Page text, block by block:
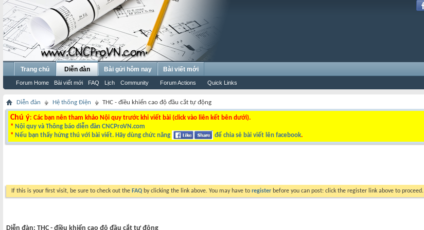
Trang chủ Diễn đàn
Forum Home Bài viết mới FAQ Lịch Community Forum Actions Quick Links
Bài gửi hôm nay Bài viết mới
Diễn đàn Hệ thống Điện THC - điều khiển cao độ đầu cắt tự động
Chú ý: Các bạn nên tham khảo Nội quy trước khi viết bài (click vào liên kết bên dưới).
* Nội quy và Thông báo diễn đàn CNCProVN.com
* Nếu bạn thấy hứng thú với bài viết. Hãy dùng chức năng để chia sẻ bài viết lên facebook.
If this is your first visit, be sure to check out the FAQ by clicking the link above. You may have to register before you can post: click the register link above to
Diễn đàn: THC - điều khiển cao độ đầu cắt tự động